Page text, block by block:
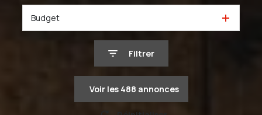
Budget
Filtrer
Voir les 488 annonces